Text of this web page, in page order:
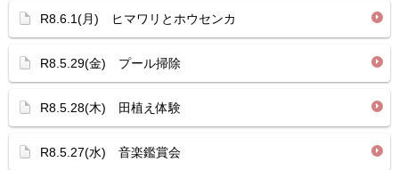
R8.6.1(月) ヒマワリとホウセンカ
R8.5.29(金) プール掃除
R8.5.28(木) 田植え体験
R8.5.27(水) 音楽鑑賞会